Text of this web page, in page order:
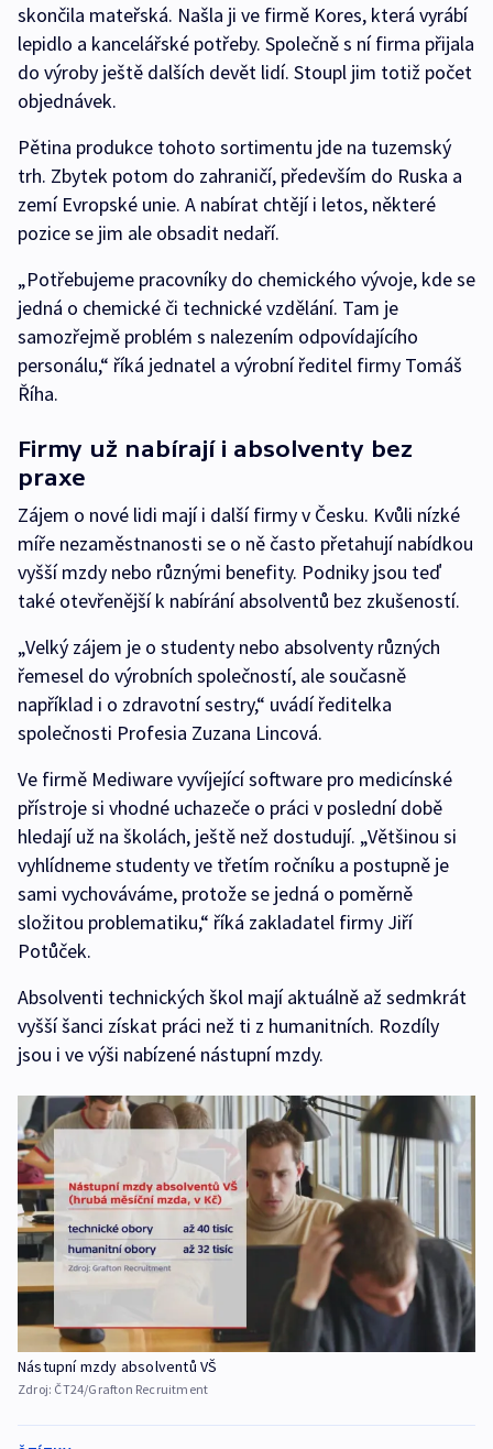
skončila mateřská. Našla ji ve firmě Kores, která vyrábí
lepidlo a kancelářské potřeby. Společně s ní firma přijala
do výroby ještě dalších devět lidí. Stoupl jim totiž počet
objednávek.
Pětina produkce tohoto sortimentu jde na tuzemský
trh. Zbytek potom do zahraničí, především do Ruska a
zemí Evropské unie. A nabírat chtějí i letos, některé
pozice se jim ale obsadit nedaří.
„Potřebujeme pracovníky do chemického vývoje, kde se
jedná o chemické či technické vzdělání. Tam je
samozřejmě problém s nalezením odpovídajícího
personálu,“ říká jednatel a výrobní ředitel firmy Tomáš
Říha.
Firmy už nabírají i absolventy bez
praxe
Zájem o nové lidi mají i další firmy v Česku. Kvůli nízké
míře nezaměstnanosti se o ně často přetahují nabídkou
vyšší mzdy nebo různými benefity. Podniky jsou teď
také otevřenější k nabírání absolventů bez zkušeností.
„Velký zájem je o studenty nebo absolventy různých
řemesel do výrobních společností, ale současně
například i o zdravotní sestry,“ uvádí ředitelka
společnosti Profesia Zuzana Lincová.
Ve firmě Mediware vyvíjející software pro medicínské
přístroje si vhodné uchazeče o práci v poslední době
hledají už na školách, ještě než dostudují. „Většinou si
vyhlídneme studenty ve třetím ročníku a postupně je
sami vychováváme, protože se jedná o poměrně
složitou problematiku,“ říká zakladatel firmy Jiří
Potůček.
Absolventi technických škol mají aktuálně až sedmkrát
vyšší šanci získat práci než ti z humanitních. Rozdíly
jsou i ve výši nabízené nástupní mzdy.
Nástupní mzdy absolventů VŠ
Zdroj: ČT24/Grafton Recruitment